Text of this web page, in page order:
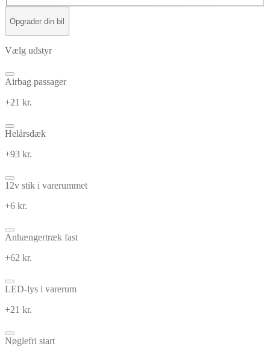
Opgrader din bil
Vælg udstyr
Airbag passager
+21 kr.
Helårsdæk
+93 kr.
12v stik i varerummet
+6 kr.
Anhængertræk fast
+62 kr.
LED-lys i varerum
+21 kr.
Nøglefri start